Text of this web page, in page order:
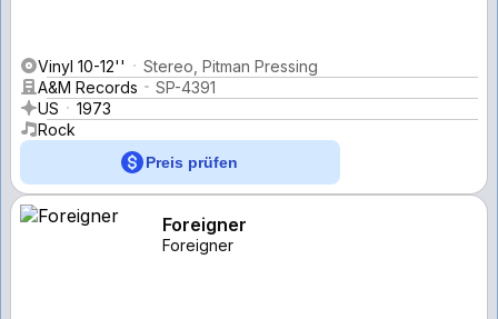
Vinyl 10-12''
Stereo, Pitman Pressing
A&M Records
SP-4391
US
1973
Rock
Preis prüfen
Foreigner
Foreigner